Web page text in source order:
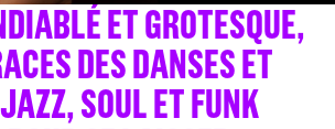
ET GROTESQUE,
DES DANSES ET
SOUL ET FUNK